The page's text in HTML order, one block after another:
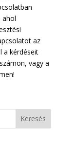
ahol
az
a kérdéseit
vagy a